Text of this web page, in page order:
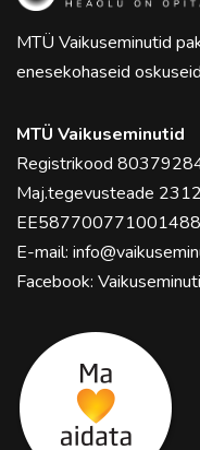
MTÜ Vaikuseminutid
enesekohaseid
MTÜ Vaikuseminutid
Registrikood
Maj.tegevusteade
E-mail:
Facebook: